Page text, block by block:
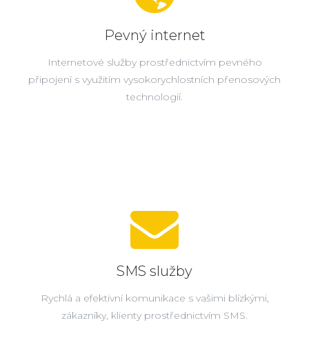
Pevný internet
Internetové služby prostřednictvím pevného
připojení s využitím vysokorychlostních přenosových
technologií.
SMS služby
Rychlá a efektivní komunikace s vašimi blízkými,
zákazníky, klienty prostřednictvím SMS.